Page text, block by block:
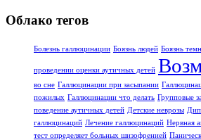
Облако тегов
Болезнь галлюцинации Боязнь людей Боязнь
проведении оценки аутичных детей
во сне Галлюцинации при засыпании
пожилых Галлюцинации что делать Групповые
поведение аутичных детей Детские неврозы
галлюцинаций Лечение галлюцинаций Нервная
тест определяет больных шизофренией